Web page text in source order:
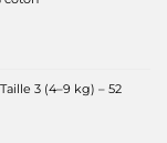
3 (4–9 kg) – 52